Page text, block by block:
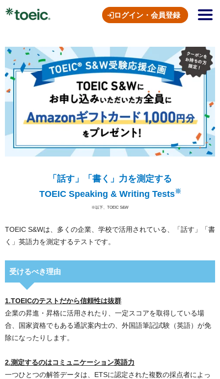
ログイン・会員登録
「話す」「書く」力を測定する
TOEIC Speaking & Writing Tests※
※以下、TOEIC S&W
TOEIC S&Wは、多くの企業、学校で活用されている、「話す」「書
く」英語力を測定するテストです。
受けるべき理由
1.TOEICのテストだから信頼性は抜群
企業の昇進・昇格に活用されたり、一定スコアを取得している場
合、国家資格でもある通訳案内士の、外国語筆記試験（英語）が免
除になったりします。
2.測定するのはコミュニケーション英語力
一つひとつの解答データは、ETSに認定された複数の採点者によっ